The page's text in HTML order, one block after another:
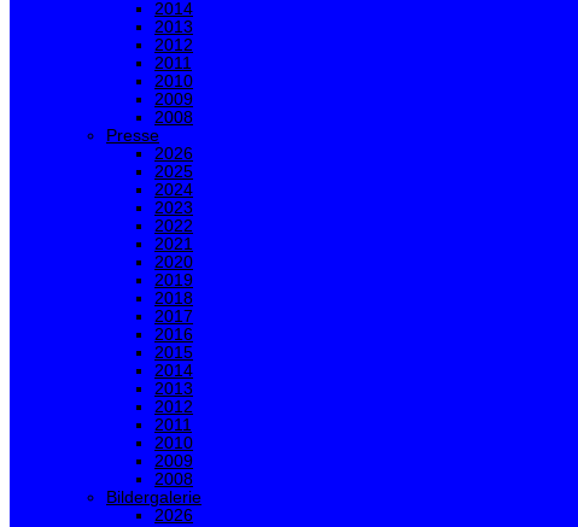
2014
2013
2012
2011
2010
2009
2008
Presse
2026
2025
2024
2023
2022
2021
2020
2019
2018
2017
2016
2015
2014
2013
2012
2011
2010
2009
2008
Bildergalerie
2026